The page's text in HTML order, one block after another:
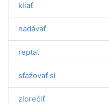
kliať
nadávať
reptať
sťažovať si
zlorečiť